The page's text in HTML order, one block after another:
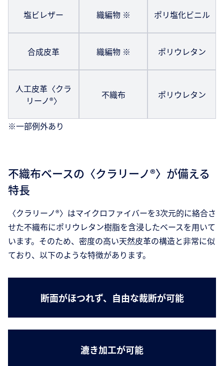
塩ビレザー 織編物 ※ ポリ塩化ビニル
合成皮革 織編物 ※ ポリウレタン
人工皮革〈クラ
リーノ®〉
不織布 ポリウレタン
※一部例外あり
不織布ベースの〈クラリーノ®〉が備える
特長
〈クラリーノ®〉はマイクロファイバーを3次元的に絡合さ
せた不織布にポリウレタン樹脂を含浸したベースを用いて
います。そのため、密度の高い天然皮革の構造と非常に似
ており、以下のような特徴があります。
断面がほつれず、自由な裁断が可能
漉き加工が可能